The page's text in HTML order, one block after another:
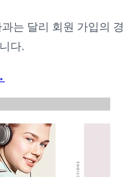
는 달리 회원 가입의 경
다.